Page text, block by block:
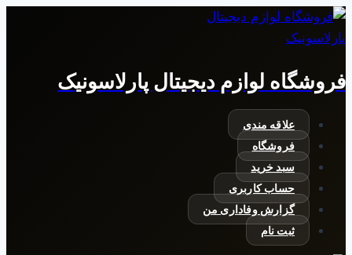
بازگشت
به
فروشگاه لوازم دیجیتال پارلاسونیک
علاقه مندی
فروشگاه
سبد خرید
حساب کاربری
گزارش وفاداری من
ثبت نام